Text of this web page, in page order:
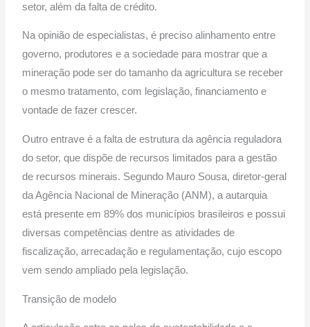
setor, além da falta de crédito.
Na opinião de especialistas, é preciso alinhamento entre
governo, produtores e a sociedade para mostrar que a
mineração pode ser do tamanho da agricultura se receber
o mesmo tratamento, com legislação, financiamento e
vontade de fazer crescer.
Outro entrave é a falta de estrutura da agência reguladora
do setor, que dispõe de recursos limitados para a gestão
de recursos minerais. Segundo Mauro Sousa, diretor-geral
da Agência Nacional de Mineração (ANM), a autarquia
está presente em 89% dos municípios brasileiros e possui
diversas competências dentre as atividades de
fiscalização, arrecadação e regulamentação, cujo escopo
vem sendo ampliado pela legislação.
Transição de modelo